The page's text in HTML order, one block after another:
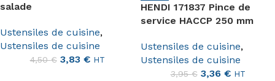
salade
Ustensiles de cuisine,
Ustensiles de cuisine
4,50€ 3,83 € HT
HENDI 171837 Pince de
service HACCP 250 mm
Ustensiles de cuisine,
Ustensiles de cuisine
3,95€ 3,36 € HT